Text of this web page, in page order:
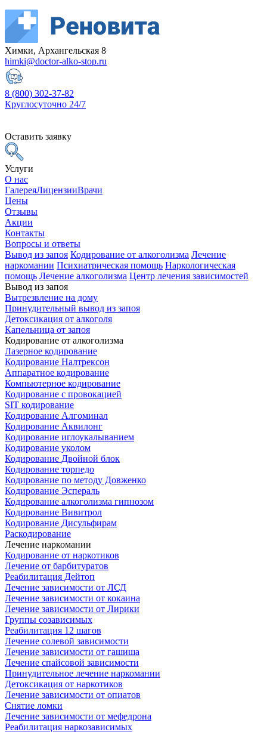
Химки, Архангельская 8
himki@doctor-alko-stop.ru
8 (800) 302-37-82
Круглосуточно 24/7
Оставить заявку
Услуги
О нас
ГалереяЛицензииВрачи
Цены
Отзывы
Акции
Контакты
Вопросы и ответы
Вывод из запоя Кодирование от алкоголизма Лечение
наркомании Психиатрическая помощь Наркологическая
помощь Лечение алкоголизма Центр лечения зависимостей
Вывод из запоя
Вытрезвление на дому
Принудительный вывод из запоя
Детоксикация от алкоголя
Капельница от запоя
Кодирование от алкоголизма
Лазерное кодирование
Кодирование Налтрексон
Аппаратное кодирование
Компьютерное кодирование
Кодирование с провокацией
SIT кодирование
Кодирование Алгоминал
Кодирование Аквилонг
Кодирование иглоукалыванием
Кодирование уколом
Кодирование Двойной блок
Кодирование торпедо
Кодирование по методу Довженко
Кодирование Эспераль
Кодирование алкоголизма гипнозом
Кодирование Вивитрол
Кодирование Дисульфирам
Раскодирование
Лечение наркомании
Кодирование от наркотиков
Лечение от барбитуратов
Реабилитация Дейтоп
Лечение зависимости от ЛСД
Лечение зависимости от кокаина
Лечение зависимости от Лирики
Группы созависимых
Реабилитация 12 шагов
Лечение солевой зависимости
Лечение зависимости от гашиша
Лечение спайсовой зависимости
Принудительное лечение наркомании
Детоксикация от наркотиков
Лечение зависимости от опиатов
Снятие ломки
Лечение зависимости от мефедрона
Реабилитация наркозависимых